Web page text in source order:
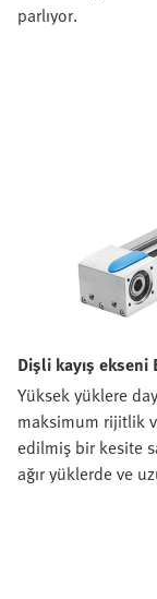
parlıyor.
Dişli kayış ekseni
Yüksek yüklere
maksimum rijitlik
edilmiş bir kesite
ağır yüklerde ve